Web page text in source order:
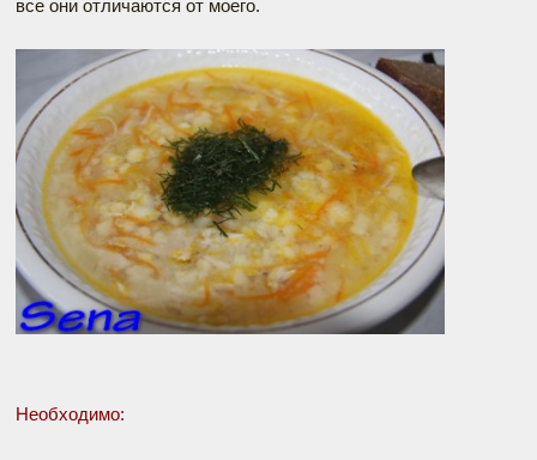
все они отличаются от моего.
Необходимо: